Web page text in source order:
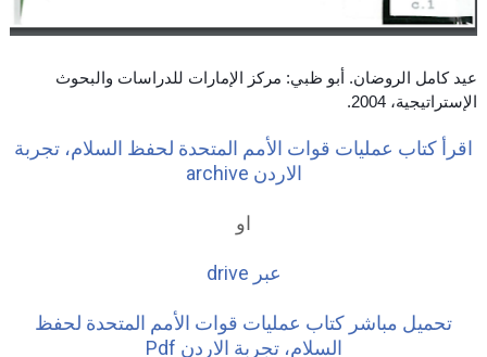
عيد كامل الروضان. أبو ظبي: مركز الإمارات للدراسات والبحوث
الإستراتيجية، 2004.
اقرأ كتاب عمليات قوات الأمم المتحدة لحفظ السلام، تجربة
الاردن archive
او
عبر drive
تحميل مباشر كتاب عمليات قوات الأمم المتحدة لحفظ
السلام، تجربة الاردن Pdf